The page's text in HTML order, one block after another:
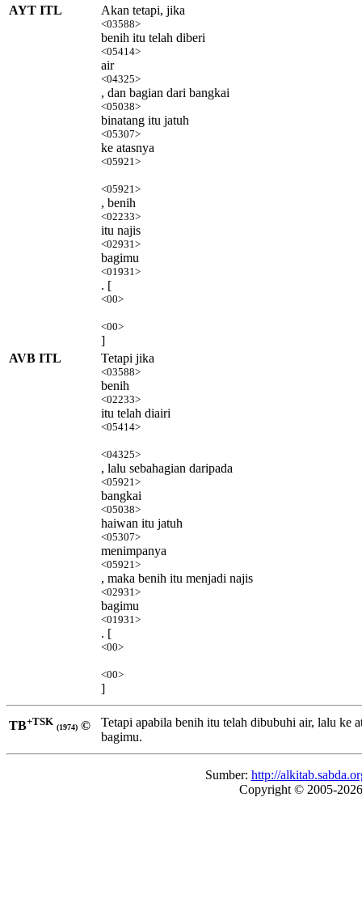
AYT ITL
Akan tetapi, jika
<03588>
benih itu telah diberi
<05414>
air
<04325>
, dan bagian dari bangkai
<05038>
binatang itu jatuh
<05307>
ke atasnya
<05921>
<05921>
, benih
<02233>
itu najis
<02931>
bagimu
<01931>
. [
<00>
<00>
]
AVB ITL
Tetapi jika
<03588>
benih
<02233>
itu telah diairi
<05414>
<04325>
, lalu sebahagian daripada
<05921>
bangkai
<05038>
haiwan itu jatuh
<05307>
menimpanya
<05921>
, maka benih itu menjadi najis
<02931>
bagimu
<01931>
. [
<00>
<00>
]
TB+TSK (1974) ©
Tetapi apabila benih itu telah dibubuhi air, lalu ke
bagimu.
Sumber: http://
Copyright © 2005-